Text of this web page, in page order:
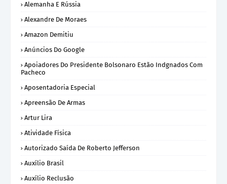
Alemanha E Rússia
Alexandre De Moraes
Amazon Demitiu
Anúncios Do Google
Apoiadores Do Presidente Bolsonaro Estão Indgnados Com
Pacheco
Aposentadoria Especial
Apreensão De Armas
Artur Lira
Atividade Física
Autorizado Saída De Roberto Jefferson
Auxílio Brasil
Auxílio Reclusão